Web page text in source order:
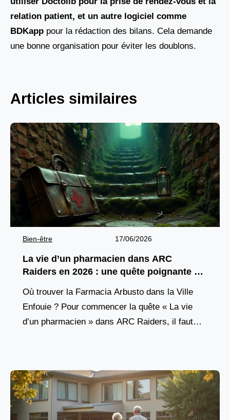
relation patient, et un autre logiciel comme
BDKapp pour la rédaction des bilans. Cela demande
une bonne organisation pour éviter les doublons.
Articles similaires
Bien-être 17/06/2026
La vie d’un pharmacien dans ARC
Raiders en 2026 : une quête poignante à
Où trouver la Farmacia Arbusto dans la Ville
Enfouie ? Pour commencer la quête « La vie
d’un pharmacien » dans ARC Raiders, il faut